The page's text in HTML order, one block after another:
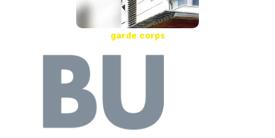
garde corps